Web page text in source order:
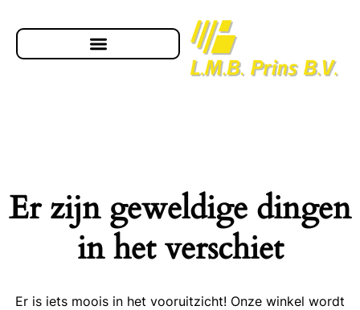
Er zijn geweldige dingen
in het verschiet
Er is iets moois in het vooruitzicht! Onze winkel wordt